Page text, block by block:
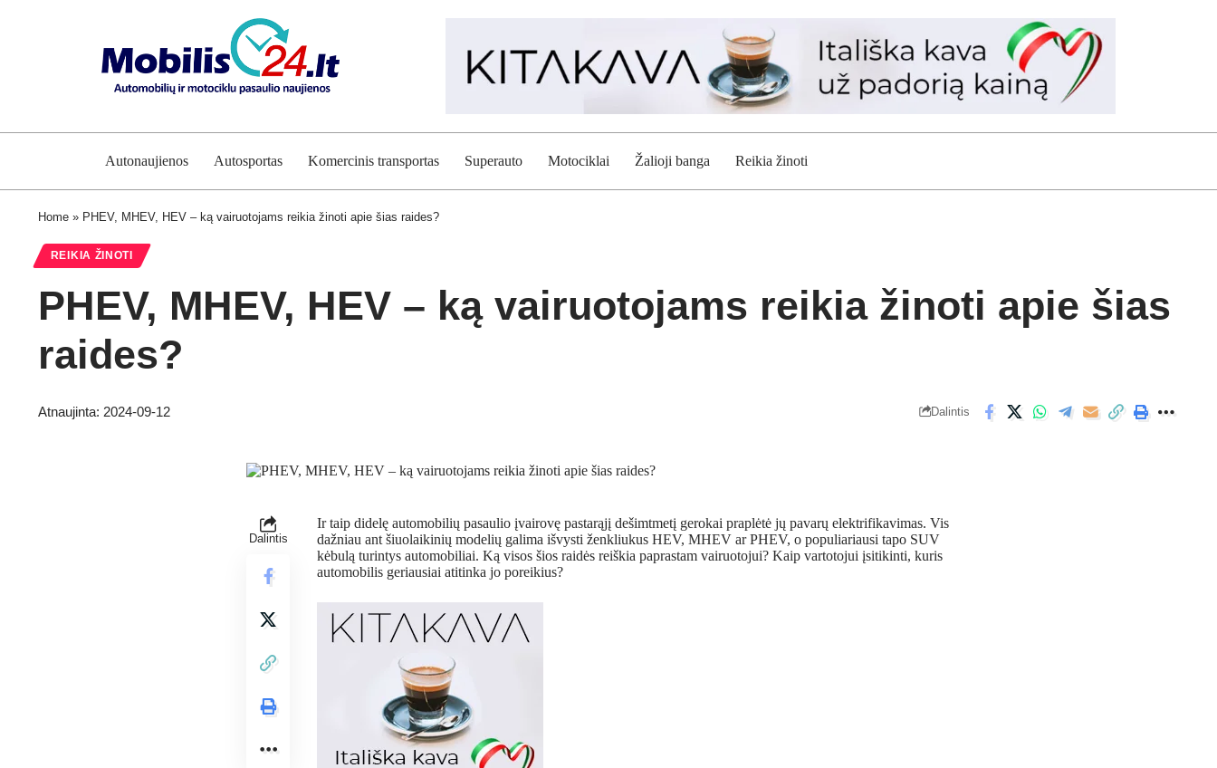
Autonaujienos Autosportas Komercinis transportas Superauto Motociklai Žalioji banga Reikia žinoti
Home » PHEV, MHEV, HEV – ką vairuotojams reikia žinoti apie šias raides?
REIKIA ŽINOTI
PHEV, MHEV, HEV – ką vairuotojams reikia žinoti apie šias
raides?
Atnaujinta: 2024-09-12 Dalintis
Dalintis
Ir taip didelę automobilių pasaulio įvairovę pastarąjį dešimtmetį gerokai praplėtė jų pavarų elektrifikavimas. Vis
dažniau ant šiuolaikinių modelių galima išvysti ženkliukus HEV, MHEV ar PHEV, o populiariausi tapo SUV
kėbulą turintys automobiliai. Ką visos šios raidės reiškia paprastam vairuotojui? Kaip vartotojui įsitikinti, kuris
automobilis geriausiai atitinka jo poreikius?